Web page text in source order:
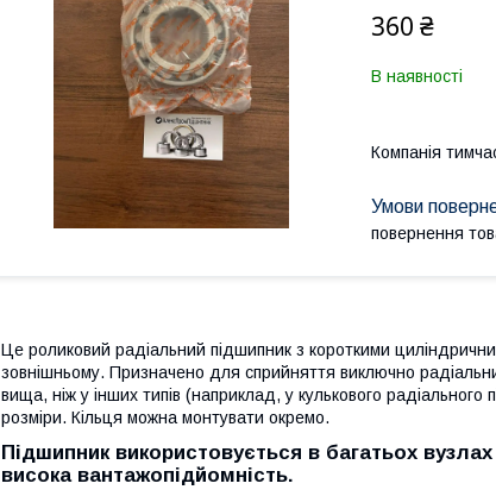
360 ₴
В наявності
Компанія
повернення
Це роликовий радіальний підшипник з короткими
зовнішньому. Призначено для сприйняття виключно
вища, ніж у інших типів (наприклад, у кулькового радіального
розміри. Кільця можна монтувати окремо.
Підшипник використовується в багатьох
висока вантажопідйомність.